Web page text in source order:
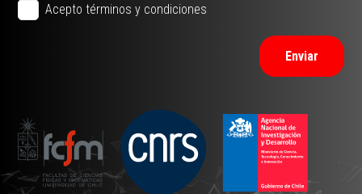
Acepto términos y condiciones
Enviar